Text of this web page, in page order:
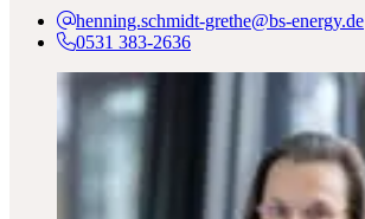
henning.schmidt-grethe@bs-energy.de
0531 383-2636